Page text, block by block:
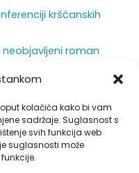
kolačića kako bi vam
sadržaje. Suglasnost s
svih funkcija web
suglasnosti može
kršćanskih
roman